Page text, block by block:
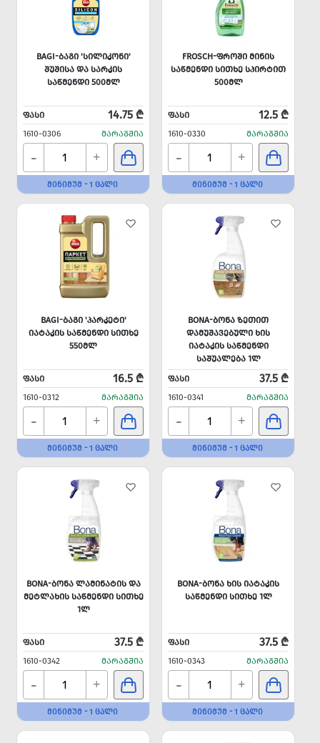
BAGI-ᲑᲐᲒᲘ 'ᲡᲘᲚᲘᲙᲝᲜᲘ'
ᲨᲣᲨᲘᲡᲐ ᲓᲐ ᲡᲐᲠᲙᲘᲡ
ᲡᲐᲬᲛᲔᲜᲓᲘ 500ᲛᲚ
ᲤᲐᲡᲘ 14.75 ₾
1610-0306 ᲛᲐᲠᲐᲒᲨᲘᲐ
- +
ᲛᲘᲜᲘᲛᲣᲛ - 1 ᲪᲐᲚᲘ
FROSCH-ᲤᲠᲝᲨᲘ ᲛᲘᲜᲘᲡ
ᲡᲐᲬᲛᲔᲜᲓᲘ ᲡᲘᲗᲮᲔ ᲡᲞᲘᲠᲢᲘᲗ
500ᲛᲚ
ᲤᲐᲡᲘ 12.5 ₾
1610-0330 ᲛᲐᲠᲐᲒᲨᲘᲐ
- +
ᲛᲘᲜᲘᲛᲣᲛ - 1 ᲪᲐᲚᲘ
BAGI-ᲑᲐᲒᲘ 'ᲞᲐᲠᲙᲔᲢᲘ'
ᲘᲐᲢᲐᲙᲘᲡ ᲡᲐᲬᲛᲔᲜᲓᲘ ᲡᲘᲗᲮᲔ
550ᲛᲚ
ᲤᲐᲡᲘ 16.5 ₾
1610-0312 ᲛᲐᲠᲐᲒᲨᲘᲐ
- +
ᲛᲘᲜᲘᲛᲣᲛ - 1 ᲪᲐᲚᲘ
BONA-ᲑᲝᲜᲐ ᲖᲔᲗᲘᲗ
ᲓᲐᲛᲣᲨᲐᲕᲔᲑᲣᲚᲘ ᲮᲘᲡ
ᲘᲐᲢᲐᲙᲘᲡ ᲡᲐᲬᲛᲔᲜᲓᲘ
ᲡᲐᲨᲣᲐᲚᲔᲑᲐ 1Ლ
ᲤᲐᲡᲘ
37.5 ₾
1610-0341 ᲛᲐᲠᲐᲒᲨᲘᲐ
- +
ᲛᲘᲜᲘᲛᲣᲛ - 1 ᲪᲐᲚᲘ
BONA-ᲑᲝᲜᲐ ᲚᲐᲛᲘᲜᲐᲢᲘᲡ ᲓᲐ
ᲛᲔᲢᲚᲐᲮᲘᲡ ᲡᲐᲬᲛᲔᲜᲓᲘ ᲡᲘᲗᲮᲔ
1Ლ
ᲤᲐᲡᲘ 37.5 ₾
1610-0342 ᲛᲐᲠᲐᲒᲨᲘᲐ
- +
ᲛᲘᲜᲘᲛᲣᲛ - 1 ᲪᲐᲚᲘ
BONA-ᲑᲝᲜᲐ ᲮᲘᲡ ᲘᲐᲢᲐᲙᲘᲡ
ᲡᲐᲬᲛᲔᲜᲓᲘ ᲡᲘᲗᲮᲔ 1Ლ
ᲤᲐᲡᲘ 37.5 ₾
1610-0343 ᲛᲐᲠᲐᲒᲨᲘᲐ
- +
ᲛᲘᲜᲘᲛᲣᲛ - 1 ᲪᲐᲚᲘ